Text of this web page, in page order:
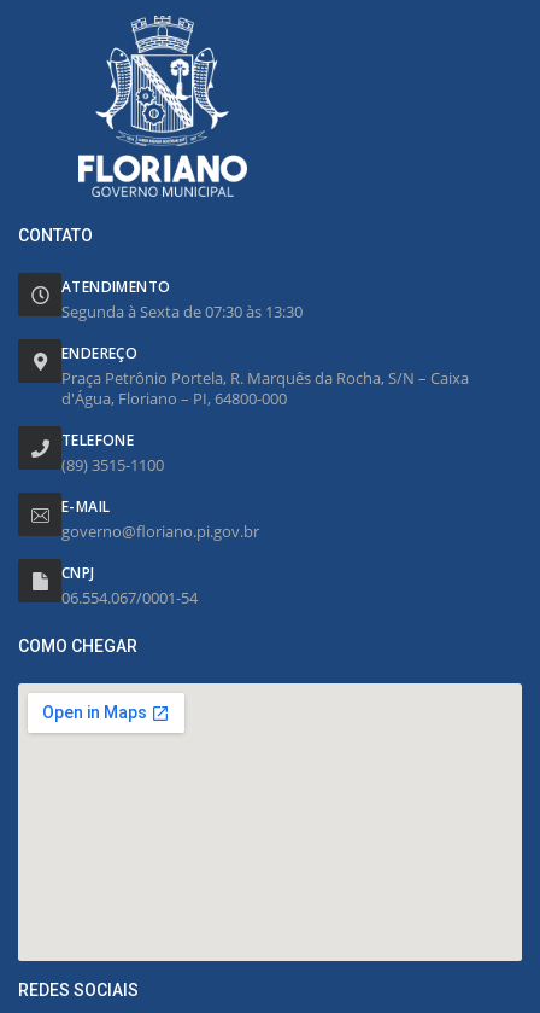
CONTATO
ATENDIMENTO
Segunda à Sexta de 07:30 às 13:30
ENDEREÇO
Praça Petrônio Portela, R. Marquês da Rocha, S/N – Caixa
d'Água, Floriano – PI, 64800-000
TELEFONE
(89) 3515-1100
E-MAIL
governo@floriano.pi.gov.br
CNPJ
06.554.067/0001-54
COMO CHEGAR
REDES SOCIAIS